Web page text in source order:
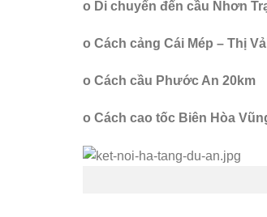
o Di chuyển đến cầu Nhơn
o Cách cảng Cái Mép – Thị
o Cách cầu Phước An 20km
o Cách cao tốc Biên Hòa